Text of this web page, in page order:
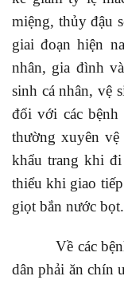
miệng, thủy đậu
giai đoạn hiện
nhân, gia đình
sinh cá nhân, vệ
đối với các
thường xuyên vệ
khẩu trang khi
thiểu khi giao
giọt bắn nước bọt.
Về các bệnh
dân phải ăn chín